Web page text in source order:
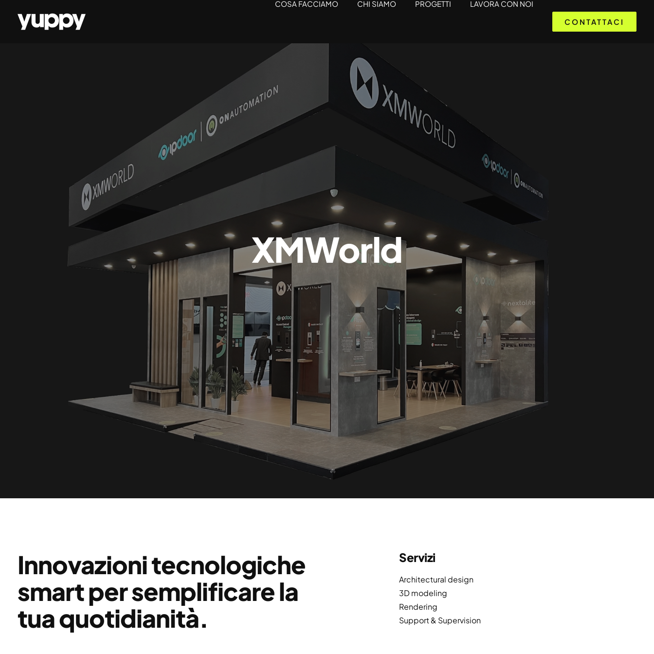
COSA FACCIAMO CHI SIAMO PROGETTI
LAVORA CON NOI
CONTATTACI
XMWorld
Innovazioni tecnologiche
smart per semplificare la
tua quotidianità.
Servizi
Architectural design
3D modeling
Rendering
Support & Supervision